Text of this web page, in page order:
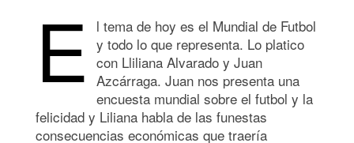
E
l tema de hoy es el Mundial de Futbol
y todo lo que representa. Lo platico
con Lliliana Alvarado y Juan
Azcárraga. Juan nos presenta una
encuesta mundial sobre el futbol y la
felicidad y Liliana habla de las funestas
consecuencias económicas que traería